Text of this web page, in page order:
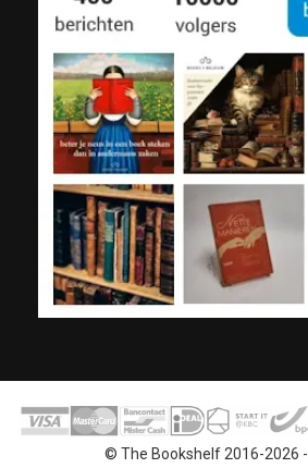
© The Bookshelf 2016-2026 -